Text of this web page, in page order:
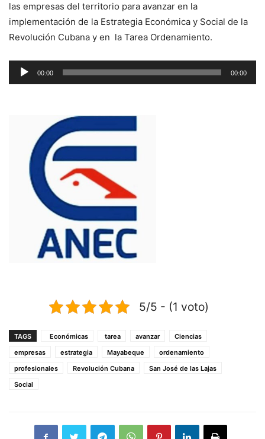
las empresas del territorio para avanzar en la
implementación de la Estrategia Económica y Social de la
Revolución Cubana y en la Tarea Ordenamiento.
Reproductor
de
00:00 00:00
5/5 - (1 voto)
TAGS Económicas tarea avanzar
Ciencias
empresas
estrategia Mayabeque
ordenamiento
profesionales
Revolución Cubana
San José de las Lajas
Social